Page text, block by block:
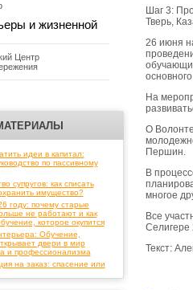
и жизненной
Центр
идеи в капитал:
по пассивному
супругов: как списать
имущество?
году: почему старые
не работают и как
которое окупится
Обучение,
двери в мир
и профессионализма
на заказ: спасение или
Шаг 3:
Тверь,
26 июня
На
О
Першин.
В
многое
Все
Селигере
Текст: